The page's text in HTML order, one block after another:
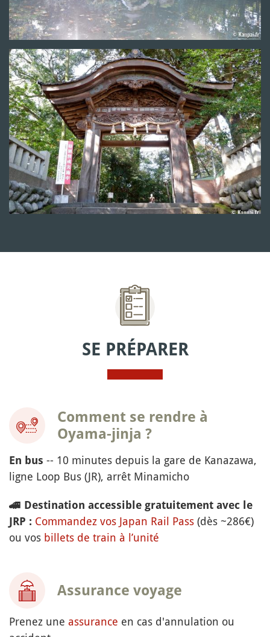
SE PRÉPARER
Comment se rendre à
Oyama-jinja ?
En bus -- 10 minutes depuis la gare de Kanazawa,
ligne Loop Bus (JR), arrêt Minamicho
🚄 Destination accessible gratuitement avec le
JRP : Commandez vos Japan Rail Pass (dès ~286€)
ou vos billets de train à l’unité
Assurance voyage
Prenez une assurance en cas d'annulation ou